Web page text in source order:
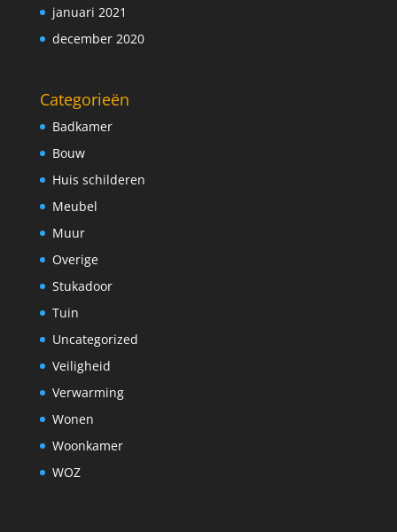
januari 2021
december 2020
Categorieën
Badkamer
Bouw
Huis schilderen
Meubel
Muur
Overige
Stukadoor
Tuin
Uncategorized
Veiligheid
Verwarming
Wonen
Woonkamer
WOZ